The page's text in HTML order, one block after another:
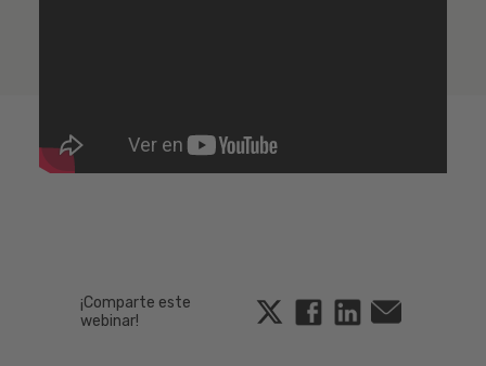
¡Comparte este
webinar!
Twitter FacebookLinkedin